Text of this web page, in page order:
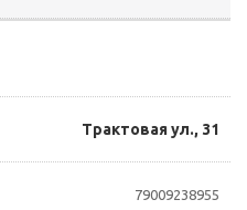
Трактовая ул., 31
79009238955